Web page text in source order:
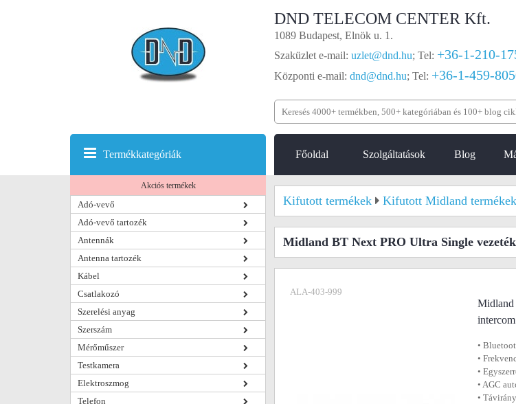
DND TELECOM CENTER Kft.
1089 Budapest, Elnök u. 1.
Szaküzlet e-mail: uzlet@dnd.hu; Tel: +36-1-210-
Központi e-mail: dnd@dnd.hu; Tel: +36-1-459-
Főoldal Szolgáltatások Blog
Termékkategóriák
Akciós termékek
Adó-vevő
Adó-vevő tartozék
Antennák
Antenna tartozék
Kábel
Csatlakozó
Szerelési anyag
Szerszám
Mérőműszer
Testkamera
Elektroszmog
Telefon
Kifutott termékek Kifutott Midland termékek
Midland BT Next PRO Ultra Single
ALA-403-999
Midland
•
•
•
• AGC
•